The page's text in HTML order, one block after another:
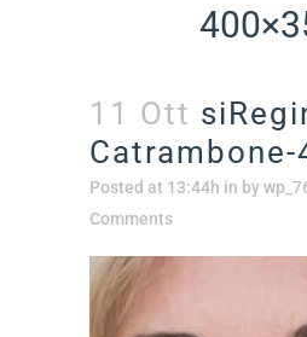
11 Ott
Posted at 13:44h in by
Comments